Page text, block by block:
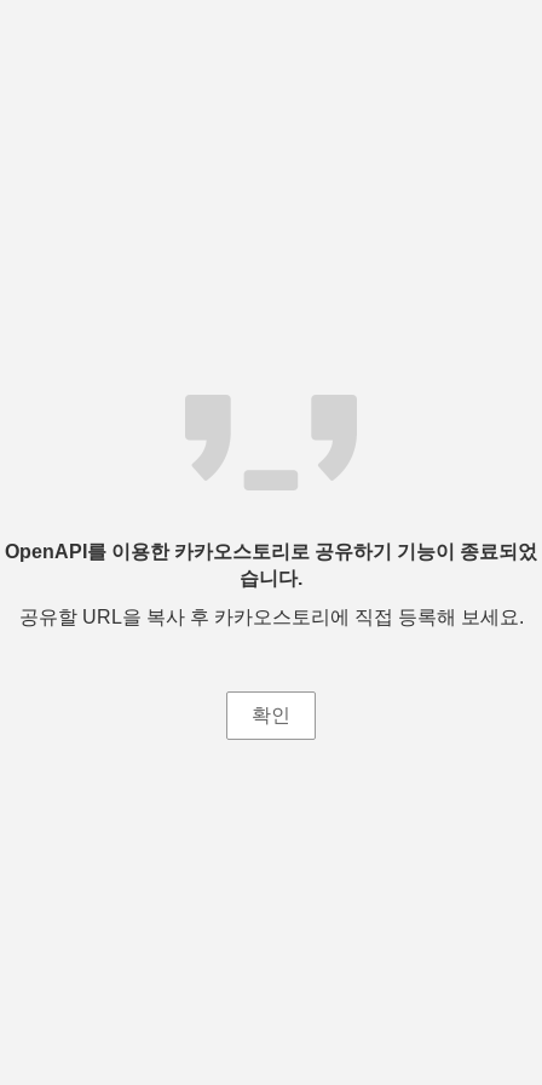
OpenAPI를 이용한 카카오스토리로 공유하기 기능이 종료되었
습니다.
공유할 URL을 복사 후 카카오스토리에 직접 등록해 보세요.
확인